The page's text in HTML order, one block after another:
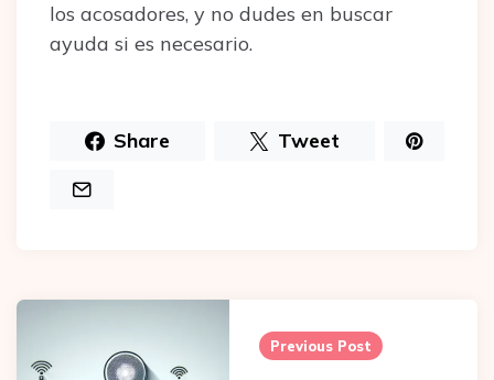
los acosadores, y no dudes en buscar
ayuda si es necesario.
Share Tweet
navigation
Previous Post